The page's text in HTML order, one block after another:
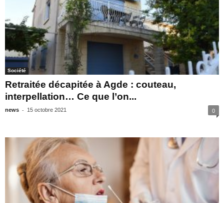
Société
Retraitée décapitée à Agde : couteau,
interpellation… Ce que l’on...
news - 15 octobre 2021 0